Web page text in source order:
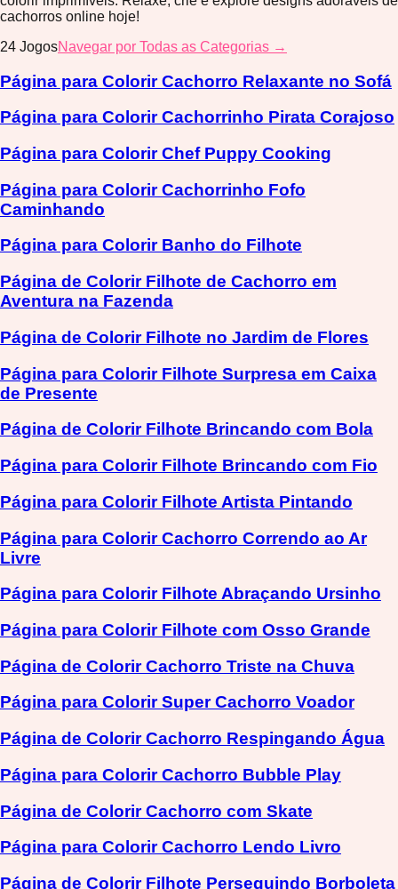
cachorros online hoje!
24 JogosNavegar por Todas as Categorias →
Página para Colorir Cachorro Relaxante no Sofá
Página para Colorir Cachorrinho Pirata Corajoso
Página para Colorir Chef Puppy Cooking
Página para Colorir Cachorrinho Fofo
Caminhando
Página para Colorir Banho do Filhote
Página de Colorir Filhote de Cachorro em
Aventura na Fazenda
Página de Colorir Filhote no Jardim de Flores
Página para Colorir Filhote Surpresa em Caixa
de Presente
Página de Colorir Filhote Brincando com Bola
Página para Colorir Filhote Brincando com Fio
Página para Colorir Filhote Artista Pintando
Página para Colorir Cachorro Correndo ao Ar
Livre
Página para Colorir Filhote Abraçando Ursinho
Página para Colorir Filhote com Osso Grande
Página de Colorir Cachorro Triste na Chuva
Página para Colorir Super Cachorro Voador
Página de Colorir Cachorro Respingando Água
Página para Colorir Cachorro Bubble Play
Página de Colorir Cachorro com Skate
Página para Colorir Cachorro Lendo Livro
Página de Colorir Filhote Perseguindo Borboleta